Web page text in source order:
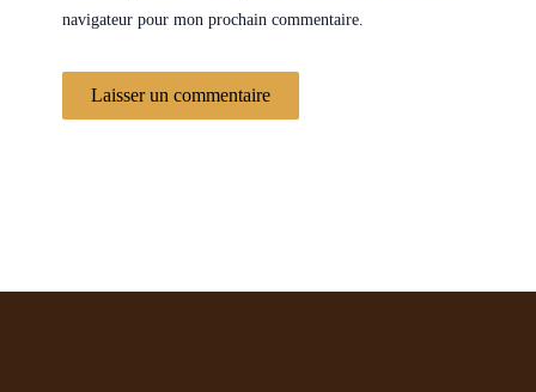
navigateur pour mon prochain commentaire.